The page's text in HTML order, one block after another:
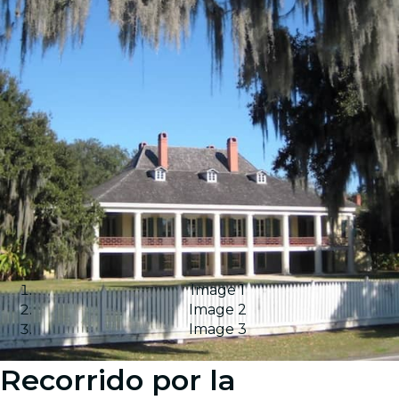
Image 1
Image 2
Image 3
Recorrido por la